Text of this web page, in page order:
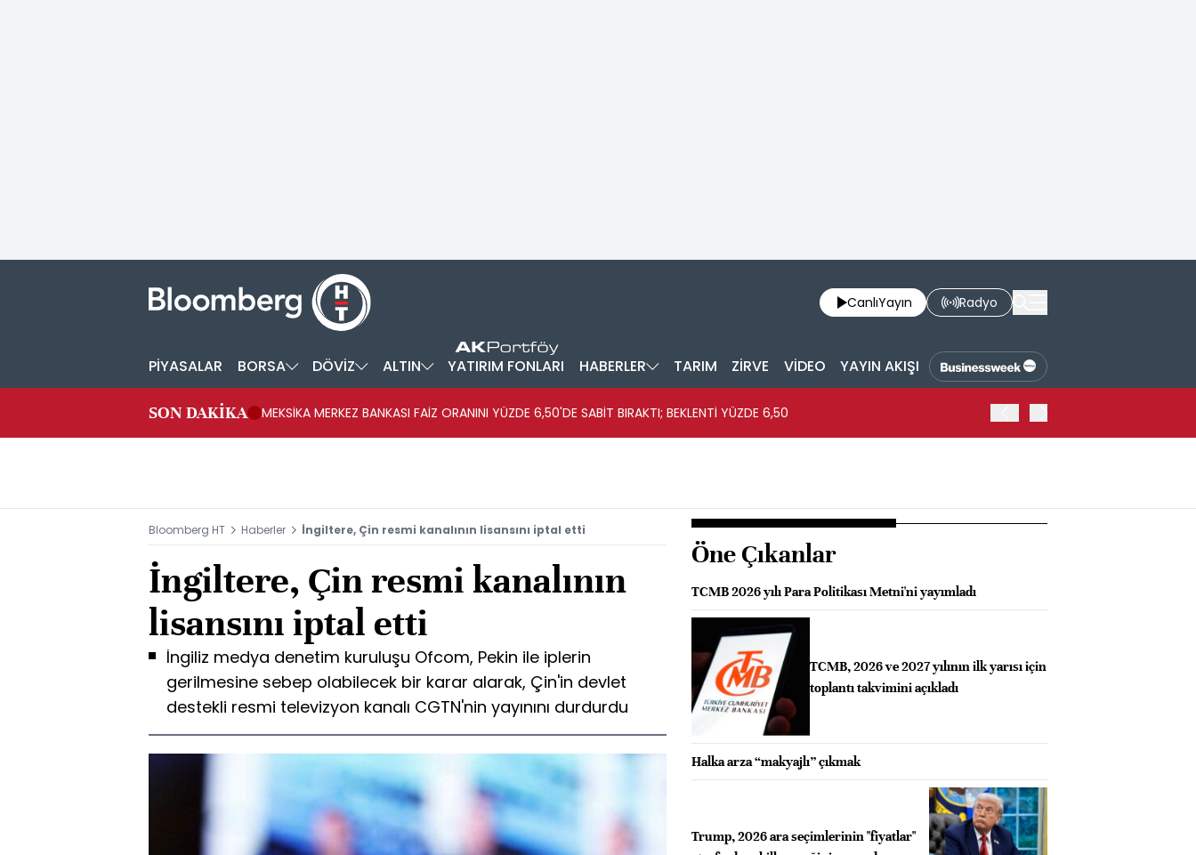
CanlıYayın Radyo
PİYASALAR BORSA DÖVİZ ALTIN YATIRIM FONLARI HABERLER TARIM ZİRVE VİDEO YAYIN AKIŞI
SON DAKİKA MEKSİKA MERKEZ BANKASI FAİZ ORANINI YÜZDE 6,50'DE SABİT BIRAKTI; BEKLENTİ YÜZDE 6,50
Bloomberg HT Haberler İngiltere, Çin resmi kanalının lisansını iptal etti
İngiltere, Çin resmi kanalının
lisansını iptal etti
İngiliz medya denetim kuruluşu Ofcom, Pekin ile iplerin
gerilmesine sebep olabilecek bir karar alarak, Çin'in devlet
destekli resmi televizyon kanalı CGTN'nin yayınını durdurdu
Öne Çıkanlar
TCMB 2026 yılı Para Politikası Metni'ni yayımladı
TCMB, 2026 ve 2027 yılının ilk yarısı için
toplantı takvimini açıkladı
Halka arza “makyajlı” çıkmak
Trump, 2026 ara seçimlerinin "fiyatlar"